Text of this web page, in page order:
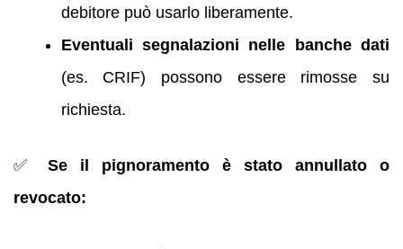
debitore può usarlo liberamente.
Eventuali segnalazioni nelle banche dati
(es. CRIF) possono essere rimosse su
richiesta.
✅ Se il pignoramento è stato annullato o
revocato: